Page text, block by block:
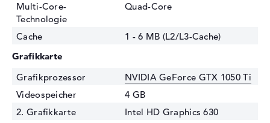
Multi-Core-
Technologie
Quad-Core
Cache
1 - 6 MB (L2/L3-Cache)
Grafikkarte
Grafikprozessor
NVIDIA GeForce GTX 1050 Ti
Videospeicher
4 GB
2. Grafikkarte
Intel HD Graphics 630